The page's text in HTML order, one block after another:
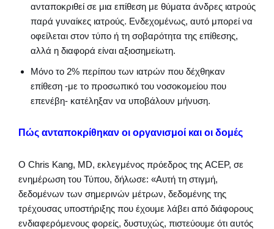
ανταποκριθεί σε μια επίθεση με θύματα άνδρες ιατρούς
παρά γυναίκες ιατρούς. Ενδεχομένως, αυτό μπορεί να
οφείλεται στον τύπο ή τη σοβαρότητα της επίθεσης,
αλλά η διαφορά είναι αξιοσημείωτη.
Μόνο το 2% περίπου των ιατρών που δέχθηκαν
επίθεση -με το προσωπικό του νοσοκομείου που
επενέβη- κατέληξαν να υποβάλουν μήνυση.
Πώς ανταποκρίθηκαν οι οργανισμοί και οι δομές
Ο Chris Kang, MD, εκλεγμένος πρόεδρος της ACEP, σε
ενημέρωση του Τύπου, δήλωσε: «Αυτή τη στιγμή,
δεδομένων των σημερινών μέτρων, δεδομένης της
τρέχουσας υποστήριξης που έχουμε λάβει από διάφορους
ενδιαφερόμενους φορείς, δυστυχώς, πιστεύουμε ότι αυτός